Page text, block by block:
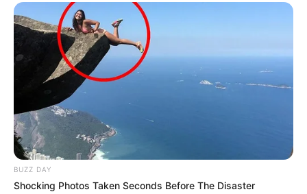
ACTIVAR AHORA
TEMAS DESTACADOS
RECIBO DEL AGUA
LOCALIDAD DE USAQUÉN
CUNDINAMARCA
CORTES DE LUZ
REGIOTRAM DE OCCIDENTE
LOCALIDAD DE SUBA
BUZZ DAY
Shocking Photos Taken Seconds Before The Disaster